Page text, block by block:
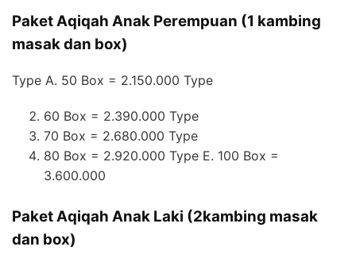
Paket Aqiqah Anak Perempuan (1 kambing
masak dan box)
Type A. 50 Box = 2.150.000 Type
60 Box = 2.390.000 Type
70 Box = 2.680.000 Type
80 Box = 2.920.000 Type E. 100 Box =
3.600.000
Paket Aqiqah Anak Laki (2kambing masak
dan box)